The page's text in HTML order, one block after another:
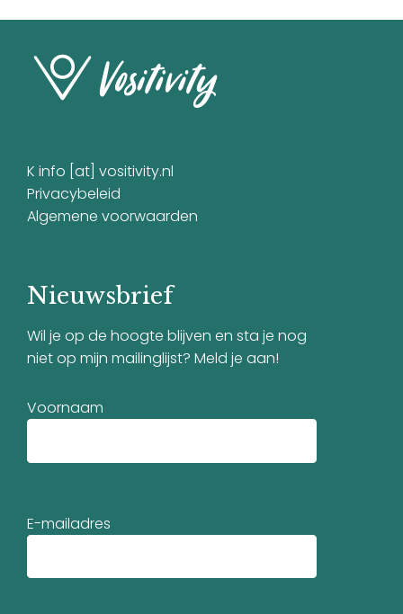
K info [at] vositivity.nl
Privacybeleid
Algemene voorwaarden
Nieuwsbrief
Wil je op de hoogte blijven en sta je nog
niet op mijn mailinglijst? Meld je aan!
Voornaam
E-mailadres